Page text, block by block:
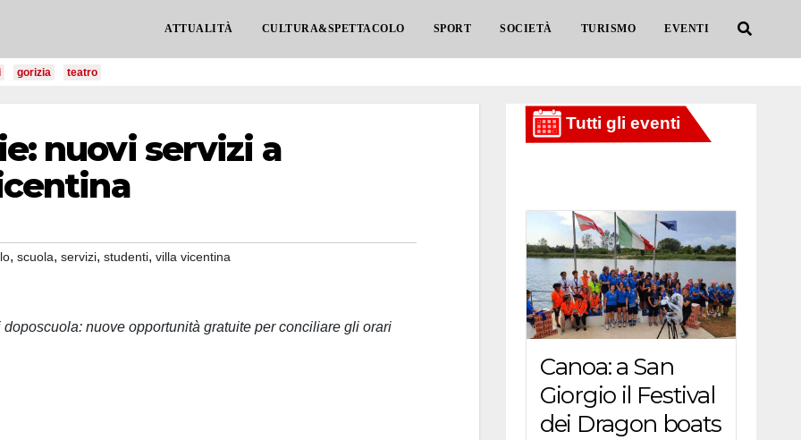
ATTUALITÀ CULTURA&SPETTACOLO SPORT SOCIETÀ TURISMO EVENTI
gorizia teatro
nuovi servizi a
, scuola, servizi, studenti, villa vicentina
nuove opportunità gratuite per conciliare gli orari
Canoa: a San
Giorgio il Festival
dei Dragon boats